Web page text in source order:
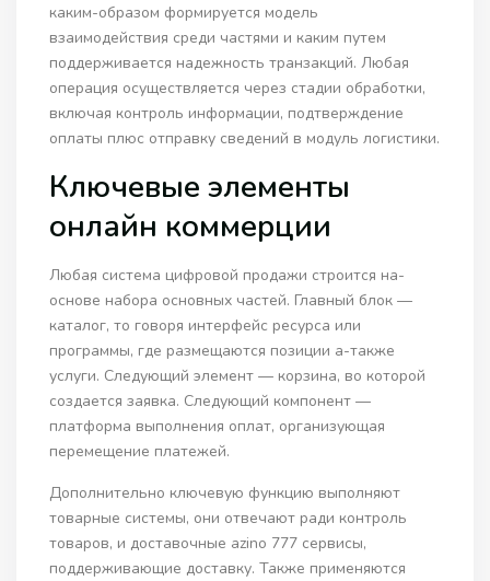
каким-образом формируется модель
взаимодействия среди частями и каким путем
поддерживается надежность транзакций. Любая
операция осуществляется через стадии обработки,
включая контроль информации, подтверждение
оплаты плюс отправку сведений в модуль логистики.
Ключевые элементы
онлайн коммерции
Любая система цифровой продажи строится на-
основе набора основных частей. Главный блок —
каталог, то говоря интерфейс ресурса или
программы, где размещаются позиции а-также
услуги. Следующий элемент — корзина, во которой
создается заявка. Следующий компонент —
платформа выполнения оплат, организующая
перемещение платежей.
Дополнительно ключевую функцию выполняют
товарные системы, они отвечают ради контроль
товаров, и доставочные azino 777 сервисы,
поддерживающие доставку. Также применяются